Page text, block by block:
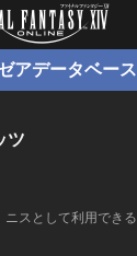
アデータベース
ツ
スとして利用できる